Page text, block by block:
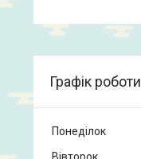
Графік роботи
Понеділок
Вівторок